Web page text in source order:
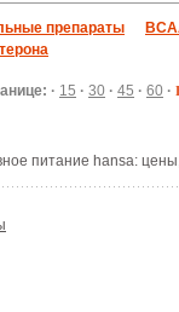
препараты
· 15 · 30 · 45 · 60 ·
питание hansa: